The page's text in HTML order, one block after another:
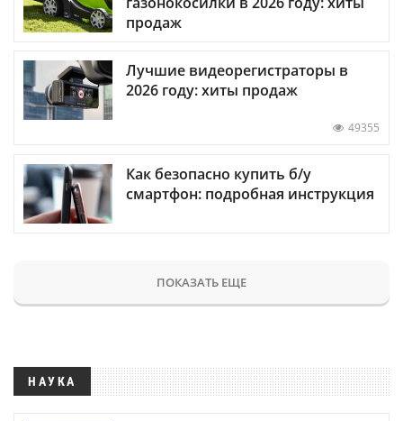
продаж
Лучшие видеорегистраторы в
2026 году: хиты продаж
49355
Как безопасно купить б/у
смартфон: подробная инструкция
ПОКАЗАТЬ ЕЩЕ
НАУКА